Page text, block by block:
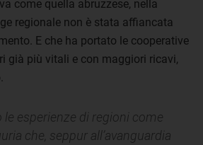
come quella abruzzese, nella
regionale non è stata affiancata
E che ha portato le cooperative
già più vitali e con maggiori ricavi,
le esperienze di regioni come
che, seppur all’avanguardia